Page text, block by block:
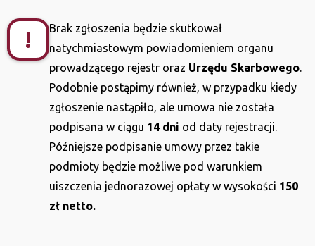
!
Brak zgłoszenia będzie skutkował
natychmiastowym powiadomieniem organu
prowadzącego rejestr oraz Urzędu Skarbowego
Podobnie postąpimy również, w przypadku kiedy
zgłoszenie nastąpiło, ale umowa nie została
podpisana w ciągu 14 dni od daty rejestracji.
Późniejsze podpisanie umowy przez takie
podmioty będzie możliwe pod warunkiem
uiszczenia jednorazowej opłaty w wysokości 150
zł netto.